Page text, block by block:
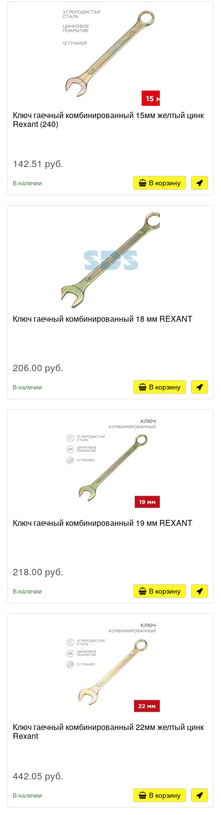
Ключ гаечный комбинированный 15мм желтый цинк
Rexant (240)
142.51 руб.
В наличии В корзину
Ключ гаечный комбинированный 18 мм REXANT
206.00 руб.
В наличии В корзину
Ключ гаечный комбинированный 19 мм REXANT
218.00 руб.
В наличии В корзину
Ключ гаечный комбинированный 22мм желтый цинк
Rexant
442.05 руб.
В наличии В корзину